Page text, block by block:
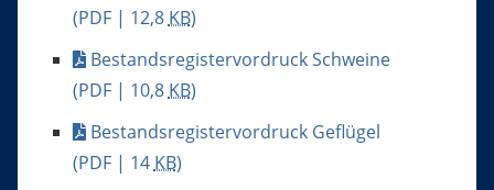
(PDF | 12,8 KB)
Bestandsregistervordruck Schweine
(PDF | 10,8 KB)
Bestandsregistervordruck Geflügel
(PDF | 14 KB)